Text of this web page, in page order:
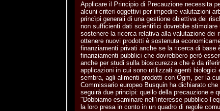
Applicare il Principio di Precauzione necessita
alcuni criteri oggettivi per impedire valutazioni
princìpi generali di una gestione obiettiva dei
non sufficienti dati scientifici dovrebbe stimolare
sostenere la ricerca relativa alla valutazione dei
ottenere nuovi prodotti è sostenuta
finanziamenti privati anche se la ricerca di base
finanziamenti pubblici che dovrebbero però
anche per studi sulla biosicurezza che è da
applicazioni in cui sono utilizzati agenti biologici
sembra, agli alimenti prodotti con Ogm, per la
Commissario europeo Busquin ha dichiarato
seguirà due princìpi: quello della precauzione e
"Dobbiamo esaminare nell’interesse pubblico
la loro presa in conto in un quadro di regole